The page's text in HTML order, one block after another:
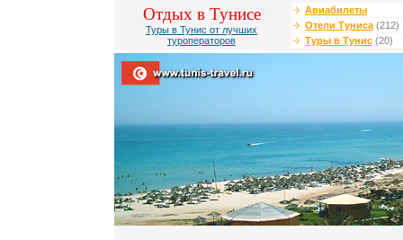
Отдых в Тунисе
Туры в Тунис от лучших
туроператоров
Авиабилеты
Отели Туниса (212)
Туры в Тунис (20)